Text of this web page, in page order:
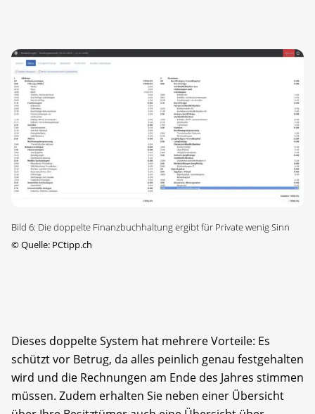
Bild 6: Die doppelte Finanzbuchhaltung ergibt für Private wenig Sinn
©Quelle: PCtipp.ch
Dieses doppelte System hat mehrere Vorteile: Es
schützt vor Betrug, da alles peinlich genau festgehalten
wird und die Rechnungen am Ende des Jahres stimmen
müssen. Zudem erhalten Sie neben einer Übersicht